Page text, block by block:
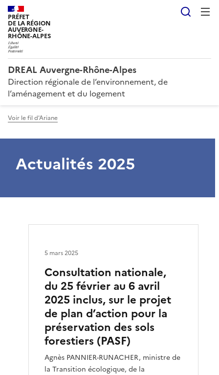
PRÉFET
DE LA RÉGION
AUVERGNE-
RHÔNE-ALPES
DREAL Auvergne-Rhône-Alpes
Direction régionale de l’environnement, de
l’aménagement et du logement
Voir le fil d'Ariane
Actualités 2025
Consultation nationale,
du 25 février au 6 avril
2025 inclus, sur le projet
de plan d’action pour la
préservation des sols
forestiers (PASF)
Agnès PANNIER-RUNACHER, ministre de
la Transition écologique, de la
5 mars 2025